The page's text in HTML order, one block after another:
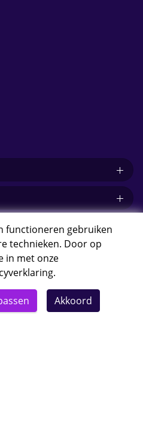
functioneren gebruiken
technieken. Door op
in met onze
.
Akkoord